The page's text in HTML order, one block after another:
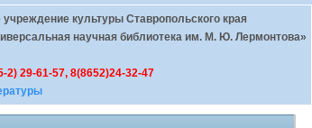
культуры Ставропольского края
научная библиотека им. М. Ю. Лермонтова»
2) 29-61-57, 8(8652)24-32-47